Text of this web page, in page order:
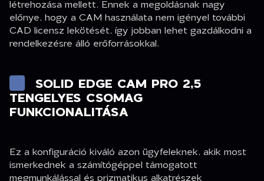
létrehozása mellett. Ennek a megoldásnak nagy
előnye, hogy a CAM használata nem igényel további
CAD licensz lekötését, így jobban lehet gazdálkodni a
rendelkezésre álló erőforrásokkal.
SOLID EDGE CAM PRO 2,5
TENGELYES CSOMAG
FUNKCIONALITÁSA
Ez a konfiguráció kiváló azon ügyfeleknek, akik most
ismerkednek a számítógéppel támogatott
megmunkálással és prizmatikus alkatrészek